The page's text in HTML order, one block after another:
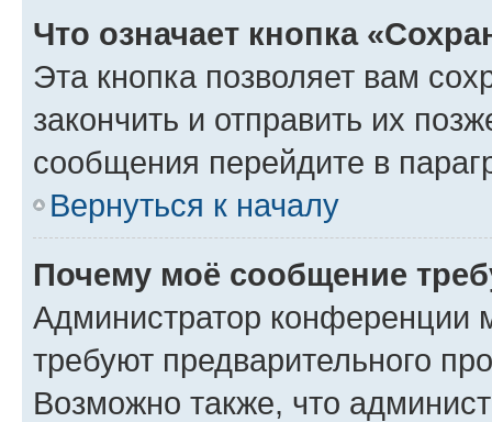
Что означает кнопка
Эта кнопка позволяет вам
закончить и отправить их
сообщения перейдите в
Вернуться к началу
Почему моё сообщение
Администратор конференции
требуют предварительного
Возможно также, что